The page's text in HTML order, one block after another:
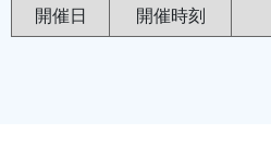
開催日 開催時刻